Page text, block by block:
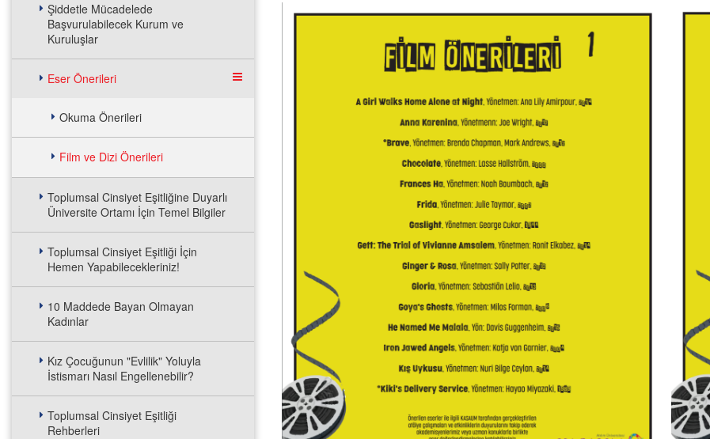
Şiddetle Mücadelede
Başvurulabilecek Kurum ve
Kuruluşlar
Eser Önerileri
Okuma Önerileri
Film ve Dizi Önerileri
Toplumsal Cinsiyet Eşitliğine Duyarlı
Üniversite Ortamı İçin Temel Bilgiler
Toplumsal Cinsiyet Eşitliği İçin
Hemen Yapabilecekleriniz!
10 Maddede Bayan Olmayan
Kadınlar
Kız Çocuğunun "Evlilik" Yoluyla
İstismarı Nasıl Engellenebilir?
Toplumsal Cinsiyet Eşitliği
Rehberleri